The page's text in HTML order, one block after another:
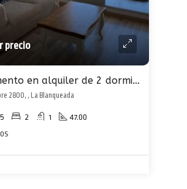
precio
Apartamento en alquiler de 2 dormitorios en La Blanqueada
2800, , La Blanqueada
2 1 47.00